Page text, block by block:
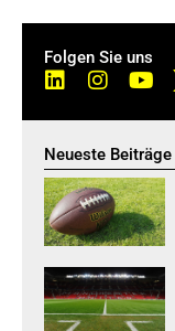
Folgen Sie uns
Neueste Beiträge